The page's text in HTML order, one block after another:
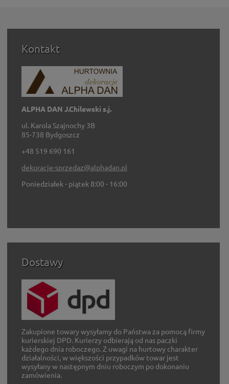
Kontakt
ALPHA DAN J.Chilewski s.j.
ul. Karola Szajnochy 3B
85-738 Bydgoszcz
+48 519 690 161
dekoracje-sprzedaz@alphadan.pl
Poniedziałek - piątek 8:00 - 16:00
Dostawy
Zakupione towary wysyłamy do Państwa za pomocą firmy
kurierskiej DPD. Kurierzy odbierają od nas paczki
każdego dnia roboczego. Z uwagi na hurtowy charakter
działalności, w większości przypadków towar jest
wysyłany w następnym dniu roboczym po dokonaniu
zamówienia.